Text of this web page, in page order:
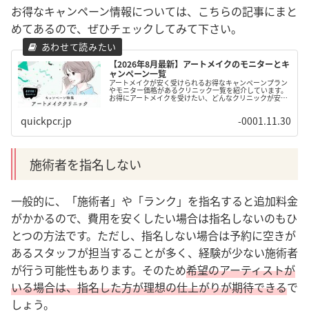
お得なキャンペーン情報については、こちらの記事にまと
めてあるので、ぜひチェックしてみて下さい。
【2026年8月最新】アートメイクのモニターとキ
ャンペーン一覧
アートメイクが安く受けられるお得なキャンペーンプラン
やモニター価格があるクリニック一覧を紹介しています。
お得にアートメイクを受けたい、どんなクリニックが安
い？と気になる方向けの記事です
quickpcr.jp -0001.11.30
施術者を指名しない
一般的に、「施術者」や「ランク」を指名すると追加料金
がかかるので、費用を安くしたい場合は指名しないのもひ
とつの方法です。 ただし、指名しない場合は予約に空きが
あるスタッフが担当することが多く、経験が少ない施術者
が行う可能性もあります。 そのため希望のアーティストが
いる場合は、指名した方が理想の仕上がりが期待できるで
しょう。